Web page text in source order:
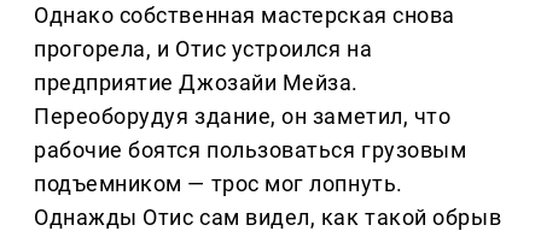
Однако собственная мастерская снова
прогорела, и Отис устроился на
предприятие Джозайи Мейза.
Переоборудуя здание, он заметил, что
рабочие боятся пользоваться грузовым
подъемником — трос мог лопнуть.
Однажды Отис сам видел, как такой обрыв